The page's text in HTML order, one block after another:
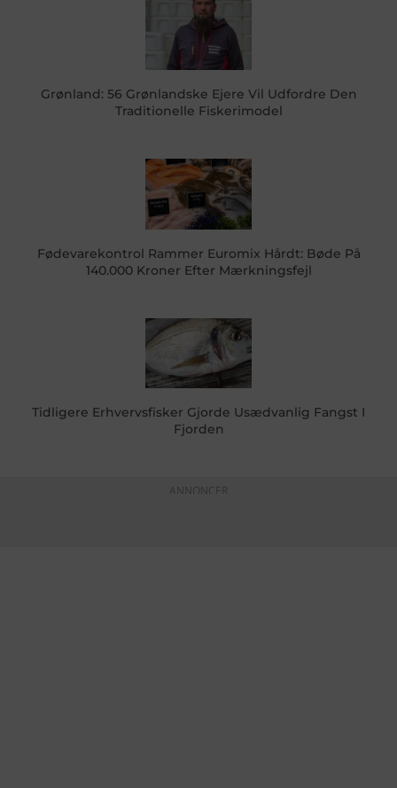
Grønland: 56 Grønlandske Ejere Vil Udfordre Den
Traditionelle Fiskerimodel
Fødevarekontrol Rammer Euromix Hårdt: Bøde På
140.000 Kroner Efter Mærkningsfejl
Tidligere Erhvervsfisker Gjorde Usædvanlig Fangst I
Fjorden
ANNONCER